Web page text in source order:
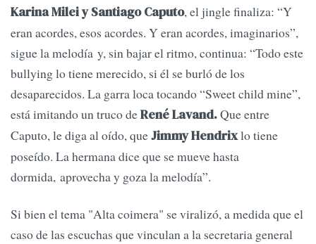
Karina Milei y Santiago Caputo, el jingle finaliza: “Y
eran acordes, esos acordes. Y eran acordes, imaginarios”,
sigue la melodía y, sin bajar el ritmo, continua: “Todo este
bullying lo tiene merecido, si él se burló de los
desaparecidos. La garra loca tocando “Sweet child mine”,
está imitando un truco deRené Lavand.Que entre
Caputo, le diga al oído, queJimmy Hendrixlo tiene
poseído. La hermana dice que se mueve hasta
dormida, aprovecha y goza la melodía”.
Si bien el tema "Alta coimera" se viralizó, a medida que el
caso de las escuchas que vinculan a la secretaria general